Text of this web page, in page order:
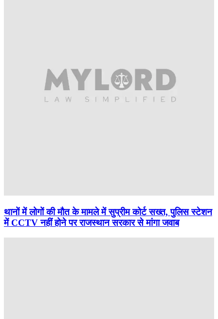
थानों में लोगों की मौत के मामले में सुप्रीम कोर्ट सख्त, पुलिस स्टेशन
में CCTV नहीं होने पर राजस्थान सरकार से मांगा जवाब